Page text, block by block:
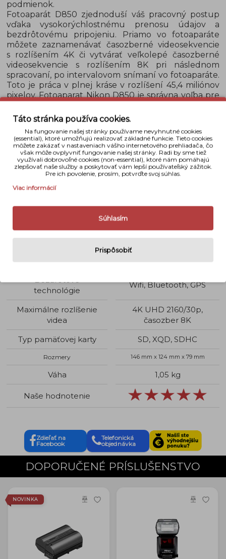
podmienok.
Fotoaparát D850 zjednoduší váš pracovný postup
vďaka vysokorýchlostnému prenosu údajov a
bezdrôtovému pripojeniu. Priamo vo fotoaparáte
môžete zaznamenávať časozberné videosekvencie
s rozlíšením 4K či vytvárať veľkolepé časozberné
videosekvencie s rozlíšením 8K pri následnom
spracovaní, po intervalovom snímaní vo fotoaparáte.
Toto je práca v plnej kráse v rozlíšení 45,4 miliónov
pixelov. Fotoaparat Nikon D850 je správna voľba pre
Detaily
Typ fotoaparátu
Zrkadlovka
Snímač
FULL FRAME
Počet megapixelov
Objektív
Bez objektívu
Podporované formáty
JPEG, TIFF, RAW, MOV,
MP4,
technológie
Wifi, Bluetooth, GPS
Maximálne rozlíšenie
videa
4K UHD 2160/30p,
časozber 8K
Typ pamäťovej karty
SD, XQD, SDHC
Rozmery 146 mm x 124 mm x 79 mm
Váha 1,05 kg
Naše hodnotenie
Zdieľať na
Facebook
Telefonická
objednávka
DOPORUČENÉ PRÍSLUŠENSTVO
NOVINKA
Táto stránka používa cookies.
Na fungovanie našej stránky používame nevyhnutné cookies
(essential), ktoré umožňujú realizovať základné funkcie. Tieto cookies
môžete zakázať v nastaveniach vášho internetového prehliadača, čo
však môže ovplyvniť fungovanie našej stránky. Radi by sme tiež
využívali dobrovoľné cookies (non-essential), ktoré nám pomáhajú
zlepšovať naše služby a poskytovať vám lepší používateľský zážitok.
Pre ich povolenie, prosím, potvrďte svoj súhlas.
Viac informácií
Súhlasím
Prispôsobiť